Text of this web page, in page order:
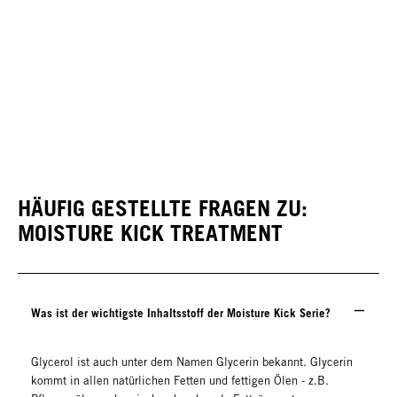
HÄUFIG GESTELLTE FRAGEN ZU:
MOISTURE KICK TREATMENT
Was ist der wichtigste Inhaltsstoff der Moisture Kick Serie?
Glycerol ist auch unter dem Namen Glycerin bekannt. Glycerin
kommt in allen natürlichen Fetten und fettigen Ölen - z.B.